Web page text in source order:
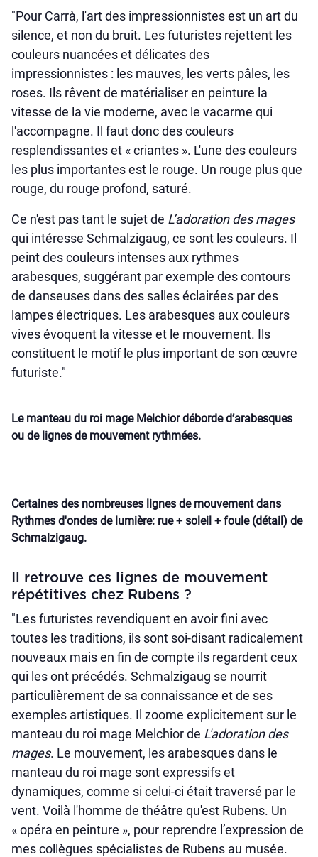
"Pour Carrà, l'art des impressionnistes est un art du
silence, et non du bruit. Les futuristes rejettent les
couleurs nuancées et délicates des
impressionnistes : les mauves, les verts pâles, les
roses. Ils rêvent de matérialiser en peinture la
vitesse de la vie moderne, avec le vacarme qui
l'accompagne. Il faut donc des couleurs
resplendissanteset « criantes ». L'une des couleurs
les plus importantes est le rouge. Un rouge plus que
rouge, du rouge profond, saturé.
Ce n'est pas tant le sujet de L’adoration des mages
qui intéresse Schmalzigaug, ce sont les couleurs. Il
peint des couleurs intenses aux rythmes
arabesques, suggérant par exemple des contours
de danseuses dans des salles éclairées par des
lampes électriques. Les arabesques aux couleurs
vives évoquent la vitesse et le mouvement. Ils
constituent le motif le plus important de son œuvre
futuriste."
Le manteau du roi mage Melchior déborde d’arabesques
ou de lignes de mouvement rythmées.
Certaines des nombreuses lignes de mouvement dans
Rythmes d'ondes de lumière: rue + soleil + foule (détail) de
Schmalzigaug.
Il retrouve ces lignes de mouvement
répétitives chez Rubens ?
"Les futuristes revendiquent en avoir fini avec
toutes les traditions, ils sont soi-disant radicalement
nouveaux mais en fin de compte ils regardent ceux
qui les ont précédés. Schmalzigaug se nourrit
particulièrement de sa connaissance et de ses
exemples artistiques. Il zoome explicitement sur le
manteau du roi mage Melchior de L'adoration des
mages. Le mouvement, les arabesques dans le
manteau du roi mage sont expressifs et
dynamiques, comme si celui-ci était traversé par le
vent. Voilà l'homme de théâtre qu'est Rubens. Un
« opéra en peinture », pour reprendre l’expression de
mes collègues spécialistes de Rubens au musée.